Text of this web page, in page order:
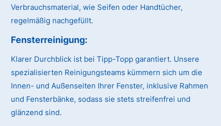
Verbrauchsmaterial, wie Seifen oder Handtücher,
regelmäßig nachgefüllt.
Fensterreinigung:
Klarer Durchblick ist bei Tipp-Topp garantiert. Unsere
spezialisierten Reinigungsteams kümmern sich um die
Innen- und Außenseiten Ihrer Fenster, inklusive Rahmen
und Fensterbänke, sodass sie stets streifenfrei und
glänzend sind.